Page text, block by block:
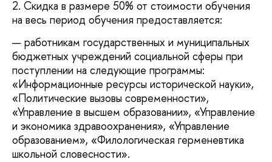
2. Скидка в размере 50% от стоимости обучения
на весь период обучения предоставляется:
работникам государственных и муниципальных
бюджетных учреждений социальной сферы при
поступлении на следующие программы:
«Информационные ресурсы исторической науки»,
«Политические вызовы современности»,
«Управление в высшем образовании», «Управление
и экономика здравоохранения», «Управление
образованием», «Филологическая герменевтика
школьной словесности».